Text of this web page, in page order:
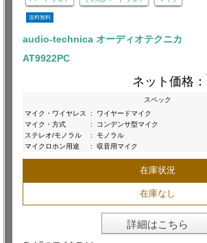
送料無料
audio-technica オーディオテクニカ
AT9922PC
ネット価格：
スペック
マイク・ワイヤレス
:
ワイヤードマイク
マイク・方式
:
コンデンサ型マイク
ステレオ/モノラル
:
モノラル
マイクロホン用途
: 収音用マイク
在庫状況
在庫なし
詳細はこちら